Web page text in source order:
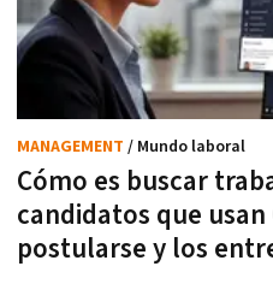
Cómo es buscar
candidatos que usan
postularse y los
MANAGEMENT / Mundo laboral